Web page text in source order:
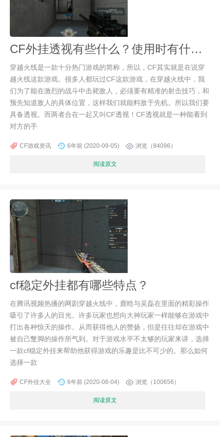
CF外挂透视有些什么？使用时有什么需要注意的吗？
穿越火线是一款十分热门游戏的简称，所以，CF其实就是在说穿
越火线这款游戏。很多人都玩过CF这款游戏，在穿越火线中，我
们为了能在激烈的战斗中击毙敌人，必须要有精准的射击技巧，和
预先知道敌人的具体位置，这样我们就能料敌于先机。所以我们要
具备透视。而两者合在一起又叫CF透视！CF透视就是一种能看到
对方的手
CF游戏资讯 6年前 (2020-09-05) 浏览（84096）
阅读原文
cf稳定外挂都有哪些特点？
在腾讯视频热播的网剧穿越火线中，鹿晗与吴磊在里面的精彩操作
吸引了许多人的目光。许多玩家也想向大神玩家一样能够在游戏中
打出各种惊天的操作。从而获得他人的赞扬，但是往往却在游戏中
被自己蹩脚的操作所气到。对于游戏水平不太够的玩家来讲，选择
一款cf稳定外挂来帮助他获得游戏的乐趣是比不可少的。那么如何
选择一款
CF外挂大全 6年前 (2020-08-04) 浏览（100656）
阅读原文